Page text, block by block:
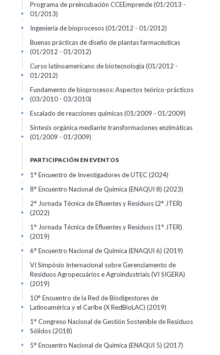
Programa de preincubación CCEEmprende(01/2013 -
01/2013)
+
Ingenieria de bioprocesos(01/2012 - 01/2012)
+
Buenas prácticas de diseño de plantas farmacéuticas
(01/2012 - 01/2012)
+
Curso latinoamericano de biotecnología (01/2012 -
01/2012)
+
Fundamento de bioprocesos: Aspectos teórico-prácticos
(03/2010 - 03/2010)
+
Escalado de reacciones químicas(01/2009 - 01/2009)
+
Síntesis orgánica mediante transformaciones enzimáticas
(01/2009 - 01/2009)
+
PARTICIPACIÓN EN EVENTOS
1° Encuentro de Investigadores de UTEC(2024)
+
8° Encuentro Nacional de Química (ENAQUI 8) (2023)
+
2° Jornada Técnica de Efluentes y Residuos (2° JTER)
(2022)
+
1° Jornada Técnica de Efluentes y Residuos (1° JTER)
(2019)
+
6° Encuentro Nacional de Química (ENAQUI 6) (2019)
+
VI Simpósio Internacional sobre Gerenciamento de
Resíduos Agropecuários e Agroindustriais (VI SIGERA)
(2019)
+
10° Encuentro de la Red de Biodigestores de
Latinoamérica y el Caribe (X RedBioLAC) (2019)
+
1° Congreso Nacional de Gestión Sostenible de Residuos
Sólidos(2018)
+
5° Encuentro Nacional de Química (ENAQUI 5) (2017)
+